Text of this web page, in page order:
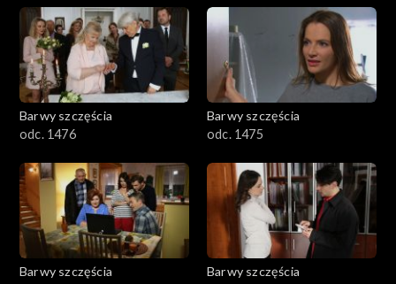
Barwy szczęścia
odc. 1476
Barwy szczęścia
odc. 1475
Barwy szczęścia
Barwy szczęścia